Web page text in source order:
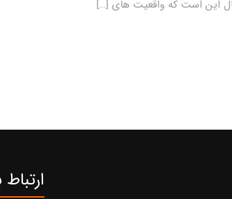
این است که واقعیت های […]
ارتباط